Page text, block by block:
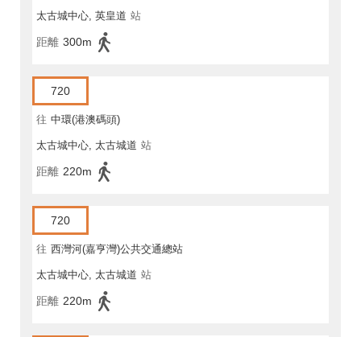
太古城中心, 英皇道 站
距離 300m
720
往 中環(港澳碼頭)
太古城中心, 太古城道 站
距離 220m
720
往 西灣河(嘉亨灣)公共交通總站
太古城中心, 太古城道 站
距離 220m